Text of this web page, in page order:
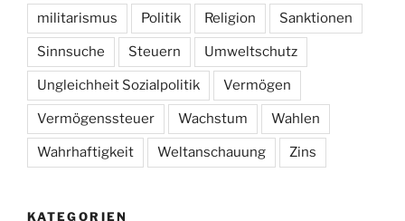
militarismus Politik Religion Sanktionen
Sinnsuche Steuern Umweltschutz
Ungleichheit Sozialpolitik Vermögen
Vermögenssteuer Wachstum Wahlen
Wahrhaftigkeit Weltanschauung Zins
KATEGORIEN